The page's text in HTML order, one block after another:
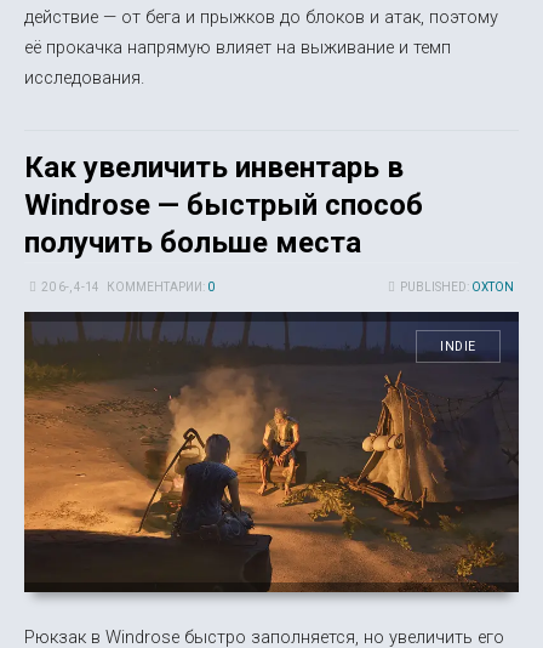
действие — от бега и прыжков до блоков и атак, поэтому
её прокачка напрямую влияет на выживание и темп
исследования.
Как увеличить инвентарь в
Windrose — быстрый способ
получить больше места
PUBLISHED: OXTON
20 6-, 4-14 КОММЕНТАРИИ: 0
INDIE
Рюкзак в Windrose быстро заполняется, но увеличить его